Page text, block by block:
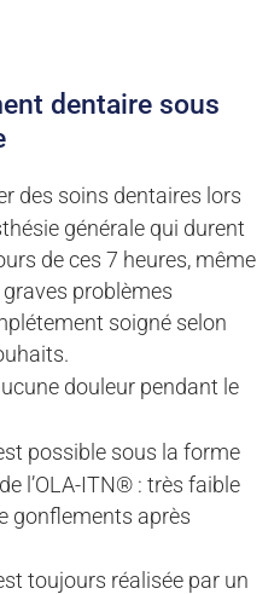
dentaire sous
des soins dentaires lors
générale qui durent
de ces 7 heures, même
problèmes
soigné selon
douleur pendant le
possible sous la forme
l’OLA-ITN® : très faible
gonflements après
toujours réalisée par un